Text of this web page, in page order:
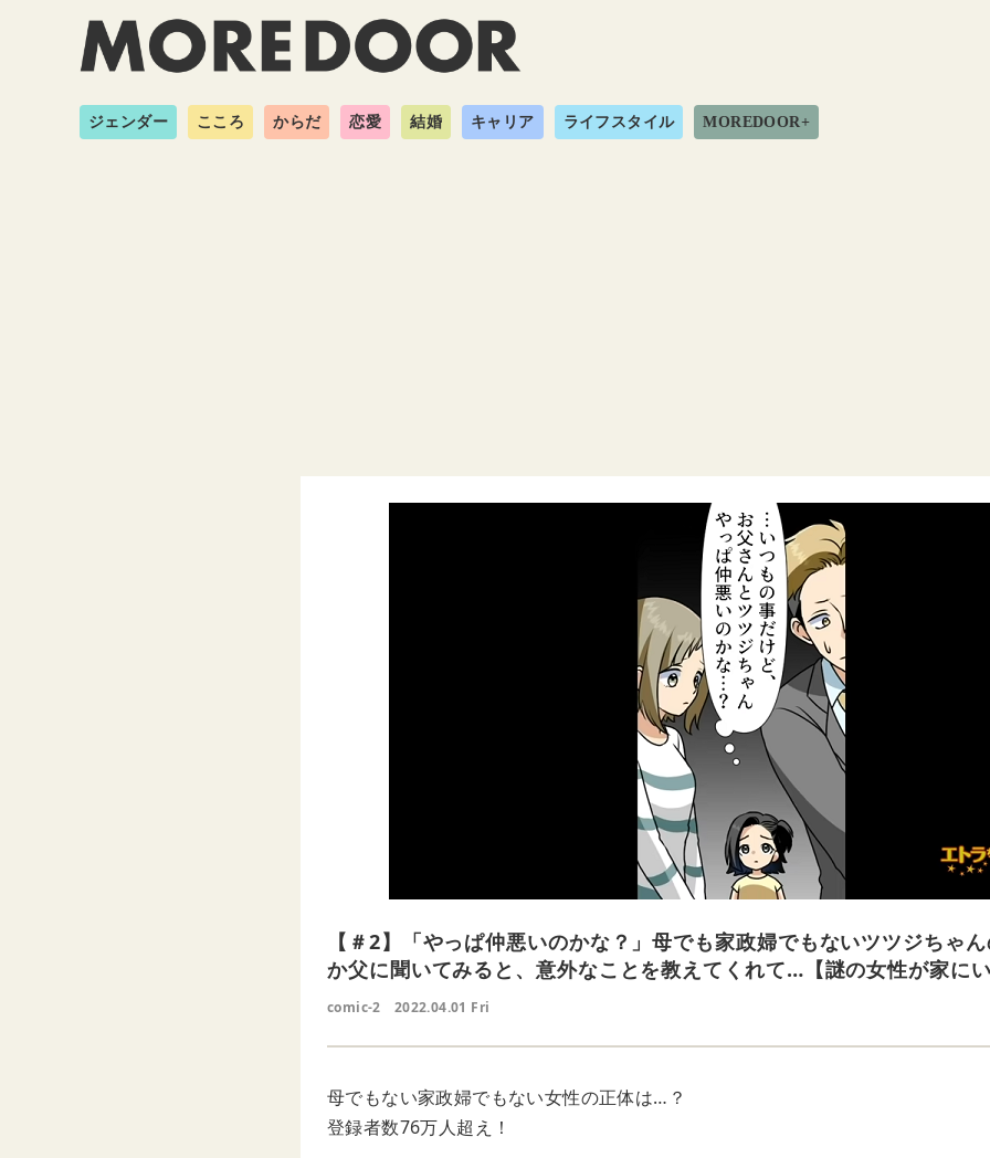
ジェンダー こころ からだ 恋愛 結婚 キャリア ライフスタイル MOREDOOR+
【＃2】「やっぱ仲悪いのかな？」母でも家政婦でもないツツジちゃ
か父に聞いてみると、意外なことを教えてくれて…【謎の女性が家に
comic-2 2022.04.01 Fri
母でもない家政婦でもない女性の正体は…？
登録者数76万人超え！